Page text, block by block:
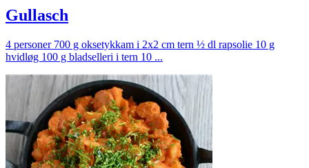
Gullasch
4 personer 700 g oksetykkam i 2x2 cm tern ½ dl rapsolie 10 g
hvidløg 100 g bladselleri i tern 10 ...